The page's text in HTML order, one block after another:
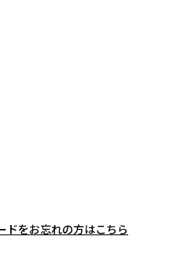
ドをお忘れの方はこちら